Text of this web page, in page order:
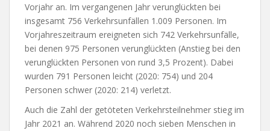
Vorjahr an. Im vergangenen Jahr verunglückten bei
insgesamt 756 Verkehrsunfällen 1.009 Personen. Im
Vorjahreszeitraum ereigneten sich 742 Verkehrsunfälle,
bei denen 975 Personen verunglückten (Anstieg bei den
verunglückten Personen von rund 3,5 Prozent). Dabei
wurden 791 Personen leicht (2020: 754) und 204
Personen schwer (2020: 214) verletzt.
Auch die Zahl der getöteten Verkehrsteilnehmer stieg im
Jahr 2021 an. Während 2020 noch sieben Menschen in